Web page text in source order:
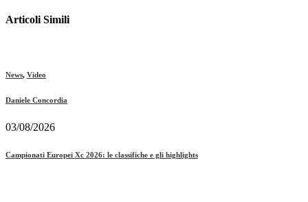
Articoli Simili
News, Video
Daniele Concordia
03/08/2026
Campionati Europei Xc 2026: le classifiche e gli highlights